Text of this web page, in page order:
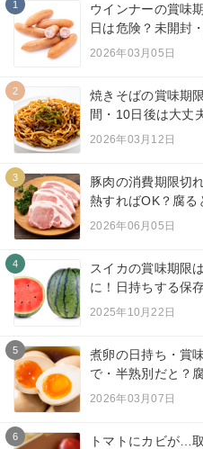
1
ウインナーの賞味
日は危険？未開封
2026年03月05日
2
焼きそばの賞味期
間・10日後は大丈
2026年03月12日
3
豚肉の消費期限切
熱すればOK？腐る
2026年06月05日
4
スイカの賞味期限
に！日持ちする保
2025年10月22日
5
煮卵の日持ち・賞
で・半熟別だと？
2026年03月07日
6
トマトにカビが…